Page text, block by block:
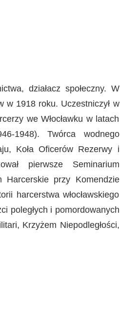
działacz społeczny. W
w 1918 roku. Uczestniczył w
we Włocławku w latach
1948). Twórca wodnego
Koła Oficerów Rezerwy i
pierwsze Seminarium
Harcerskie przy Komendzie
harcerstwa włocławskiego
poległych i pomordowanych
Krzyżem Niepodległości,